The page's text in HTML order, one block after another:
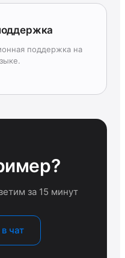
поддержка на
за 15 минут
чат